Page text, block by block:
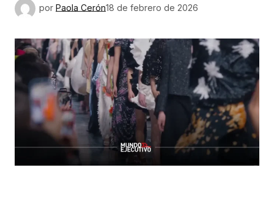
por Paola Cerón18 de febrero de 2026